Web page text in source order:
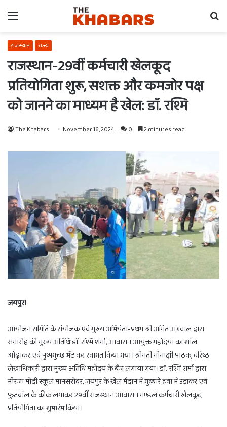
Menu
राजस्थान राज्य
राजस्थान-29वीं कर्मचारी खेलकूद
प्रतियोगिता शुरू, सशक्त और कमजोर पक्ष
को जानने का माध्यम है खेल: डाॅ. रश्मि
The Khabars November 16, 2024 0 2 minutes read
जयपुर।
आयोजन समिति के संयोजक एवं मुख्य अभियंता-प्रथम श्री अमित अग्रवाल द्वारा
समारोह की मुख्य अतिथि डाॅ. रश्मि शर्मा, आवासन आयुक्त महोदया का शाॅल
ओढ़ाकर एवं पुष्पगुच्छ भेंट कर स्वागत किया गया। श्रीमती मीनाक्षी पाठक, वरिष्ठ
लेखाधिकारी द्वारा मुख्य अतिथि महोदय के बैज लगाया गया। डाॅ. रश्मि शर्मा द्वारा
नीरजा मोदी स्कूल मानसरोवर, जयपुर के खेल मैदान में गुब्बारे हवा में उड़ाकर एवं
फुटबाॅल के कीक लगाकर 29वीं राजस्थान आवासन मण्डल कर्मचारी खेलकूद
प्रतियोगिता का शुभारंभ किया।